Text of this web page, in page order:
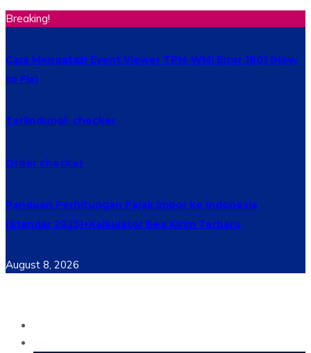
Breaking!
Cara Mengatasi Event Viewer TPM-WMI Error 1801 (How
to Fix)
Terlindungi: checker
Order checker
Panduan Perhitungan Pajak Impor ke Indonesia
(Standar 2025)+Kalkulator Bea Kirim Terbaru
August 8, 2026